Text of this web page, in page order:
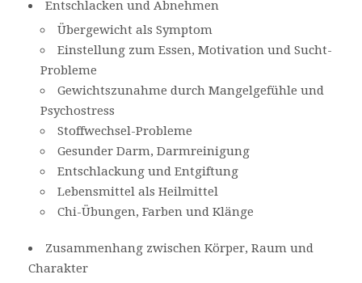
Entschlacken und Abnehmen
Übergewicht als Symptom
Einstellung zum Essen, Motivation und Sucht-
Probleme
Gewichtszunahme durch Mangelgefühle und
Psychostress
Stoffwechsel-Probleme
Gesunder Darm, Darmreinigung
Entschlackung und Entgiftung
Lebensmittel als Heilmittel
Chi-Übungen, Farben und Klänge
Zusammenhang zwischen Körper, Raum und
Charakter